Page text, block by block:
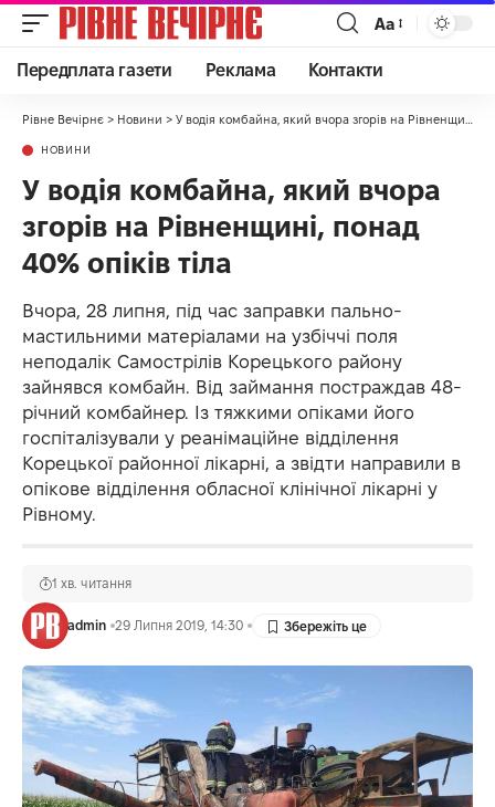
Аа
Передплата газети Реклама Контакти
Рівне Вечірнє > Новини > У водія комбайна, який вчора згорів на Рівненщині, понад 40% опіків тіла
НОВИНИ
У водія комбайна, який вчора
згорів на Рівненщині, понад
40% опіків тіла
Вчора, 28 липня, під час заправки пально-
мастильними матеріалами на узбіччі поля
неподалік Самострілів Корецького району
зайнявся комбайн. Від займання постраждав 48-
річний комбайнер. Із тяжкими опіками його
госпіталізували у реанімаційне відділення
Корецької районної лікарні, а звідти направили в
опікове відділення обласної клінічної лікарні у
Рівному.
admin 29 Липня 2019, 14:30
1 хв. читання